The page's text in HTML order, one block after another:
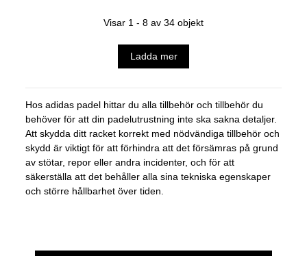
Visar 1 - 8 av 34 objekt
Ladda mer
Hos adidas padel hittar du alla tillbehör och tillbehör du
behöver för att din padelutrustning inte ska sakna detaljer.
Att skydda ditt racket korrekt med nödvändiga tillbehör och
skydd är viktigt för att förhindra att det försämras på grund
av stötar, repor eller andra incidenter, och för att
säkerställa att det behåller alla sina tekniska egenskaper
och större hållbarhet över tiden.